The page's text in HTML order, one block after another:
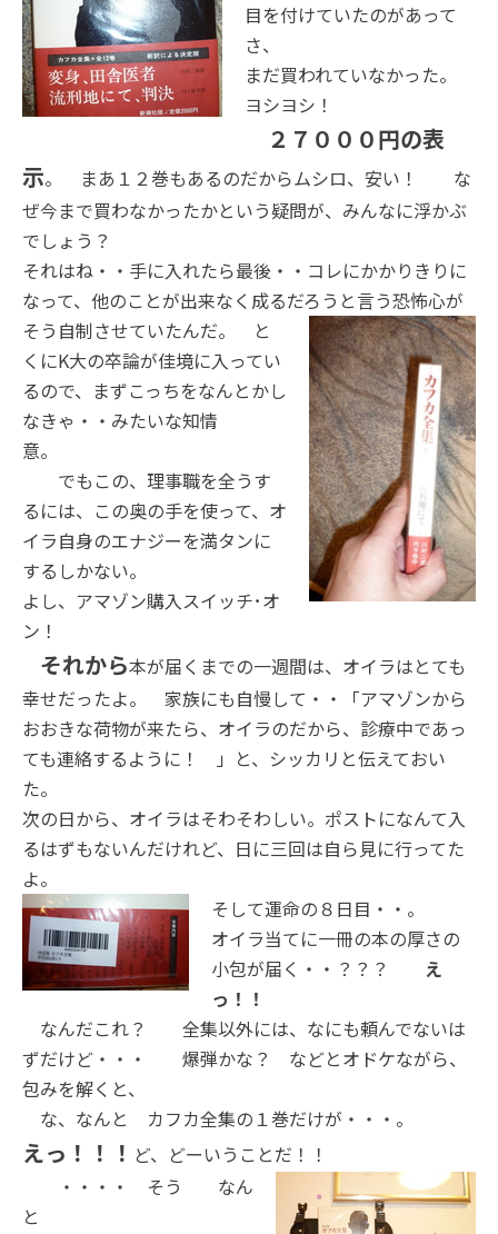
目を付けていたのがあって
さ、
まだ買われていなかった。
ヨシヨシ！
２７０００円の表
示。 まあ１２巻もあるのだからムシロ、安い！ な
ぜ今まで買わなかったかという疑問が、みんなに浮かぶ
でしょう？
それはね・・手に入れたら最後・・コレにかかりきりに
なって、他のことが出来なく成るだろうと言う恐怖心が
そう自制させていたんだ。 と
くにK大の卒論が佳境に入ってい
るので、まずこっちをなんとかし
なきゃ・・みたいな知情
意。
でもこの、理事職を全うす
るには、この奥の手を使って、オ
イラ自身のエナジーを満タンに
するしかない。
よし、アマゾン購入スイッチ･オ
ン！
それから本が届くまでの一週間は、オイラはとても
幸せだったよ。 家族にも自慢して・・「アマゾンから
おおきな荷物が来たら、オイラのだから、診療中であっ
ても連絡するように！ 」と、シッカリと伝えておい
た。
次の日から、オイラはそわそわしい。ポストになんて入
るはずもないんだけれど、日に三回は自ら見に行ってた
よ。
そして運命の８日目・・。
オイラ当てに一冊の本の厚さの
小包が届く・・？？？ え
っ！！
なんだこれ？ 全集以外には、なにも頼んでないは
ずだけど・・・ 爆弾かな？ などとオドケながら、
包みを解くと、
な、なんと カフカ全集の１巻だけが・・・。
えっ！！！ ど、どーいうことだ！！
・・・・ そう なん
と